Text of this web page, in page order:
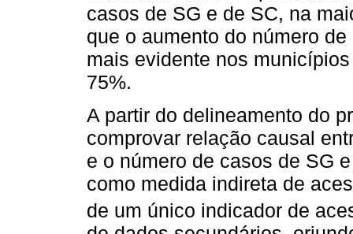
casos de SG e de SC, na
que o aumento do número
mais evidente nos
75%.
A partir do delineamento do
comprovar relação causal
e o número de casos de SG
como medida indireta de
de um único indicador de